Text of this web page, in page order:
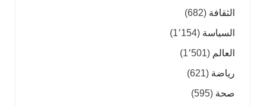
الثقافة (682)
السياسة (1٬154)
العالم (1٬501)
رياضة (621)
صحة (595)